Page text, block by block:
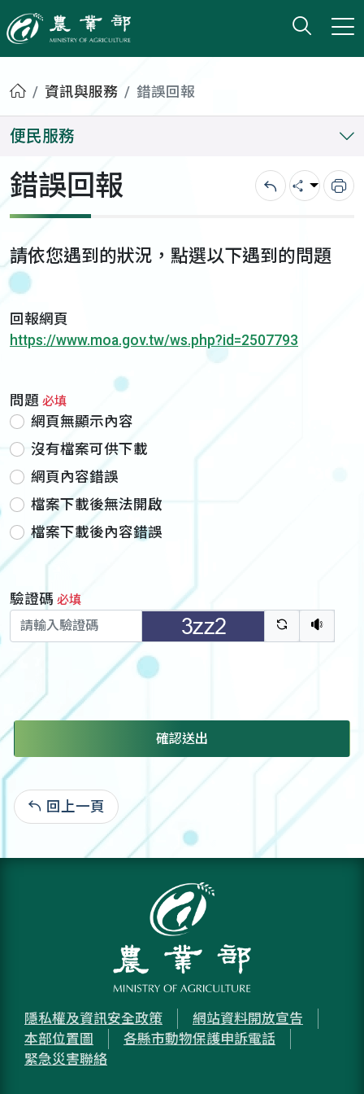
農業部
打開
小版
首頁資訊與服務 錯誤回報
便民服務
錯誤回報 回上一頁
分享 列
請依您遇到的狀況，點選以下遇到的問題
回報網頁
https://www.moa.gov.tw/ws.php?id=2507793
問題 必填
網頁無顯示內容
沒有檔案可供下載
網頁內容錯誤
檔案下載後無法開啟
檔案下載後內容錯誤
驗證碼 必填
驗證碼重新
聽語
確認送出
回上一頁
隱私權及資訊安全政策
網站資料開放宣告
本部位置圖
各縣市動物保護申訴電話
緊急災害聯絡